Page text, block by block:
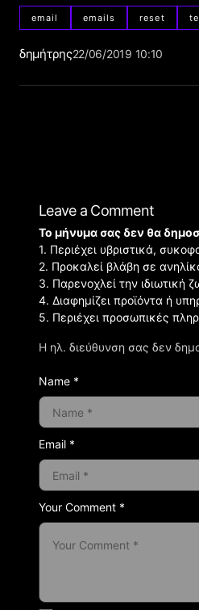
email emails reset
δημήτρης22/06/2019 10:10
Leave a Comment
Η ηλ. διεύθυνση σας δεν
Your Comment *
Το μήνυμα σας δεν θα
1. Περιέχει υβριστικά,
2. Προκαλεί βλάβη σε
3. Παρενοχλεί την ιδιωτική
4. Διαφημίζει προϊόντα ή
5. Περιέχει προσωπικές
Name *
Email *